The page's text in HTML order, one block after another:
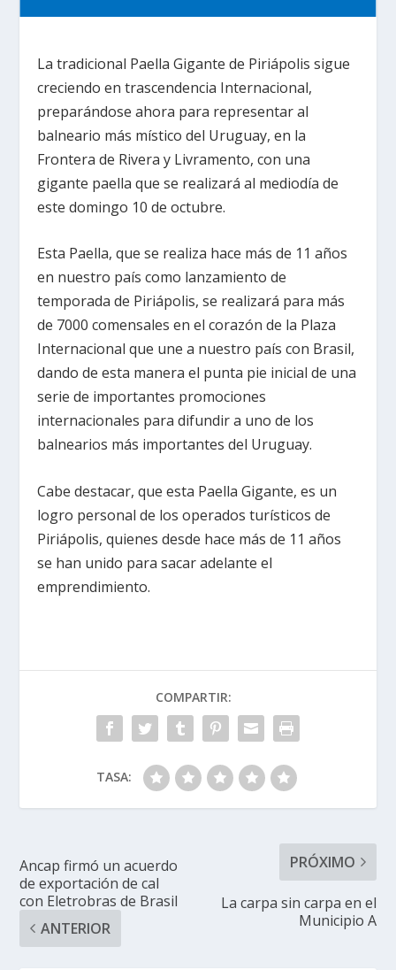
La tradicional Paella Gigante de Piriápolis sigue
creciendo en trascendencia Internacional,
preparándose ahora para representar al
balneario más místico del Uruguay, en la
Frontera de Rivera y Livramento, con una
gigante paella que se realizará al mediodía de
este domingo 10 de octubre.
Esta Paella, que se realiza hace más de 11 años
en nuestro país como lanzamiento de
temporada de Piriápolis, se realizará para más
de 7000 comensales en el corazón de la Plaza
Internacional que une a nuestro país con Brasil,
dando de esta manera el punta pie inicial de una
serie de importantes promociones
internacionales para difundir a uno de los
balnearios más importantes del Uruguay.
Cabe destacar, que esta Paella Gigante, es un
logro personal de los operados turísticos de
Piriápolis, quienes desde hace más de 11 años
se han unido para sacar adelante el
emprendimiento.
COMPARTIR:
TASA:
Ancap firmó un acuerdo
de exportación de cal
con Eletrobras de Brasil
ANTERIOR
PRÓXIMO
La carpa sin carpa en el
Municipio A